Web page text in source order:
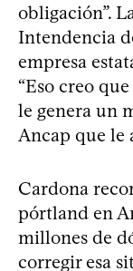
obligación”.
Intendencia
empresa
“Eso creo
le genera un
Ancap que le
Cardona
pórtland en
millones de
corregir esa